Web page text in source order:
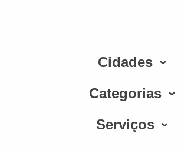
Cidades
Categorias
Serviços